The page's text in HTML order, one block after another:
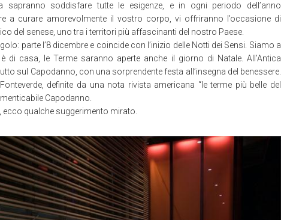
sapranno soddisfare tutte le esigenze, e in ogni periodo dell’anno
a curare amorevolmente il vostro corpo, vi offriranno l’occasione di
del senese, uno tra i territori più affascinanti del nostro Paese.
parte l’8 dicembre e coincide con l’inizio delle Notti dei Sensi. Siamo a
di casa, le Terme saranno aperte anche il giorno di Natale. All’Antica
sul Capodanno, con una sorprendente festa all’insegna del benessere.
definite da una nota rivista americana “le terme più belle del
Capodanno.
qualche suggerimento mirato.